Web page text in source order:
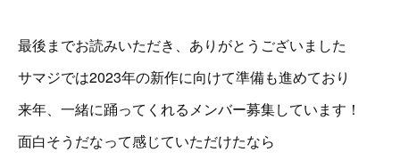
最後までお読みいただき、ありがとうございました
サマジでは2023年の新作に向けて準備も進めており
来年、一緒に踊ってくれるメンバー募集しています！
面白そうだなって感じていただけたなら